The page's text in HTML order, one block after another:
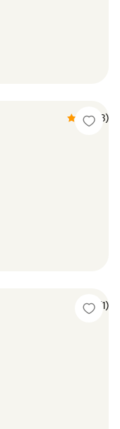
4.8 (8)
5 (1)